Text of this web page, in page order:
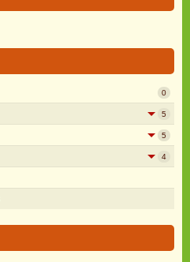
0
5
5
4